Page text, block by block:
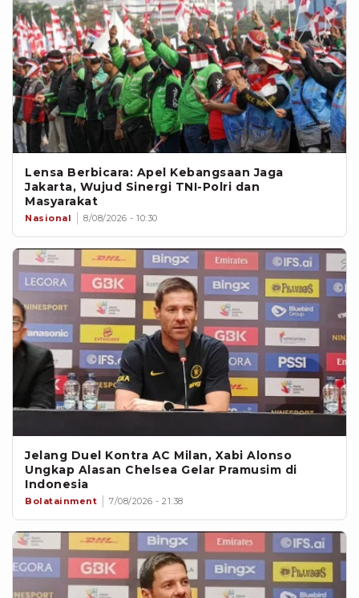
Lensa Berbicara: Apel Kebangsaan Jaga
Jakarta, Wujud Sinergi TNI-Polri dan
Masyarakat
Nasional 8/08/2026 - 10:30
Jelang Duel Kontra AC Milan, Xabi Alonso
Ungkap Alasan Chelsea Gelar Pramusim di
Indonesia
Bolatainment 7/08/2026 - 21:38